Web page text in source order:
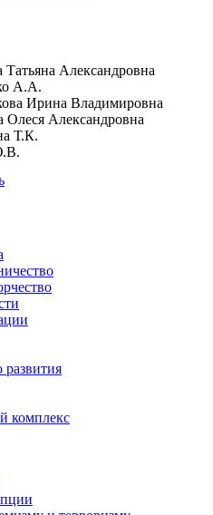
Татьяна Александровна
А.А.
Ирина Владимировна
Олеся Александровна
Т.К.
комплекс